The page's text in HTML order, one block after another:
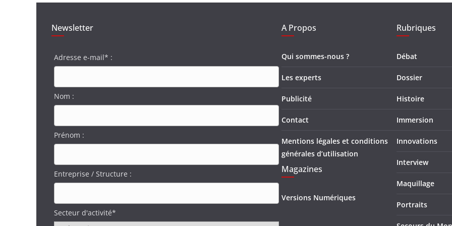
Newsletter
Adresse e-mail* :
Nom :
Prénom :
Entreprise / Structure :
Secteur d'activité*
A Propos
Qui sommes-nous ?
Les experts
Publicité
Contact
Mentions légales et conditions
générales d’utilisation
Magazines
Versions Numériques
Rubriques
Débat
Dossier
Histoire
Immersion
Innovations
Interview
Maquillage
Portraits